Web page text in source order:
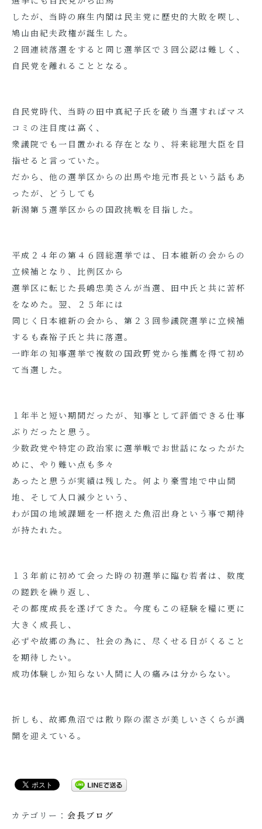
したが、当時の麻生内閣は民主党に歴史的大敗を喫し、
鳩山由紀夫政権が誕生した。
２回連続落選をすると同じ選挙区で３回公認は難しく、
自民党を離れることとなる。
自民党時代、当時の田中真紀子氏を破り当選すればマス
コミの注目度は高く、
衆議院でも一目置かれる存在となり、将来総理大臣を目
指せると言っていた。
だから、他の選挙区からの出馬や地元市長という話もあ
ったが、どうしても
新潟第５選挙区からの国政挑戦を目指した。
平成２４年の第４６回総選挙では、日本維新の会からの
立候補となり、比例区から
選挙区に転じた長嶋忠美さんが当選、田中氏と共に苦杯
をなめた。翌、２５年には
同じく日本維新の会から、第２３回参議院選挙に立候補
するも森裕子氏と共に落選。
一昨年の知事選挙で複数の国政野党から推薦を得て初め
て当選した。
１年半と短い期間だったが、知事として評価できる仕事
ぶりだったと思う。
少数政党や特定の政治家に選挙戦でお世話になったがた
めに、やり難い点も多々
あったと思うが実績は残した。何より豪雪地で中山間
地、そして人口減少という、
わが国の地域課題を一杯抱えた魚沼出身という事で期待
が持たれた。
１３年前に初めて会った時の初選挙に臨む若者は、数度
の蹉跌を繰り返し、
その都度成長を遂げてきた。今度もこの経験を糧に更に
大きく成長し、
必ずや故郷の為に、社会の為に、尽くせる日がくること
を期待したい。
成功体験しか知らない人間に人の痛みは分からない。
折しも、故郷魚沼では散り際の潔さが美しいさくらが満
開を迎えている。
カテゴリー： 会長ブログ